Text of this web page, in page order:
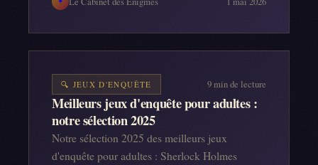
🔍 JEUX D'ENQUÊTE 9min de lecture
Meilleurs jeux d'enquête pour adultes :
notre sélection 2025
Notre sélection 2025 des meilleurs jeux
d'enquête pour adultes : Sherlock Holmes